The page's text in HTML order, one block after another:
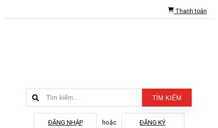
Thanh toán
TÌM KIẾM
ĐĂNG NHẬP hoặc ĐĂNG KÝ